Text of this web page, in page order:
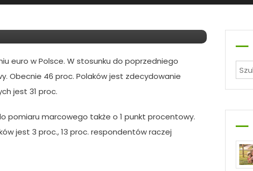
euro w Polsce. W stosunku do poprzedniego
Obecnie 46 proc. Polaków jest zdecydowanie
jest 31 proc.
pomiaru marcowego także o 1 punkt procentowy.
jest 3 proc., 13 proc. respondentów raczej